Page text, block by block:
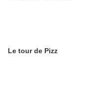
Le tour de Pizz